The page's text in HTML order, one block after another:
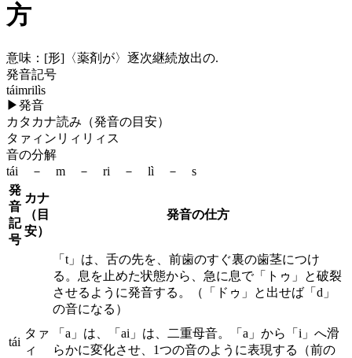
方
意味： [形] 〈薬剤が〉逐次継続放出の.
発音記号
táimrilìs
▶発音
カタカナ読み（発音の目安）
タァィンリィリィス
音の分解
tái － m － ri － lì － s
発
音
記
号
カナ
（目
安）
発音の仕方
tái
タァ
ィ
「t」は、舌の先を、前歯のすぐ裏の歯茎につけ
る。息を止めた状態から、急に息で「トゥ」と破裂
させるように発音する。（「ドゥ」と出せば「d」
の音になる）
「a」は、「ai」は、二重母音。「a」から「i」へ滑
らかに変化させ、1つの音のように表現する（前の